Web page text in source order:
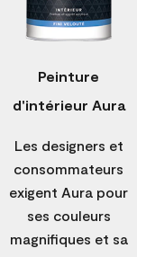
Peinture
d'intérieur Aura
Les designers et
consommateurs
exigent Aura pour
ses couleurs
magnifiques et sa